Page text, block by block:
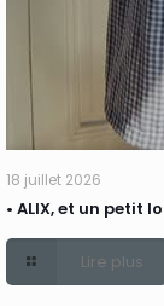
18 juillet 2026
• ALIX, et un petit
Lire plus